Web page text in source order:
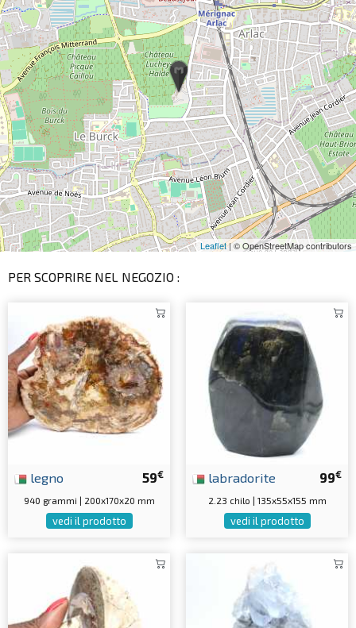
Leaflet| © OpenStreetMap contributors
PER SCOPRIRE NEL NEGOZIO :
59€
legno
940 grammi | 200x170x20 mm
vedi il prodotto
99€
labradorite
2.23 chilo | 135x55x155 mm
vedi il prodotto